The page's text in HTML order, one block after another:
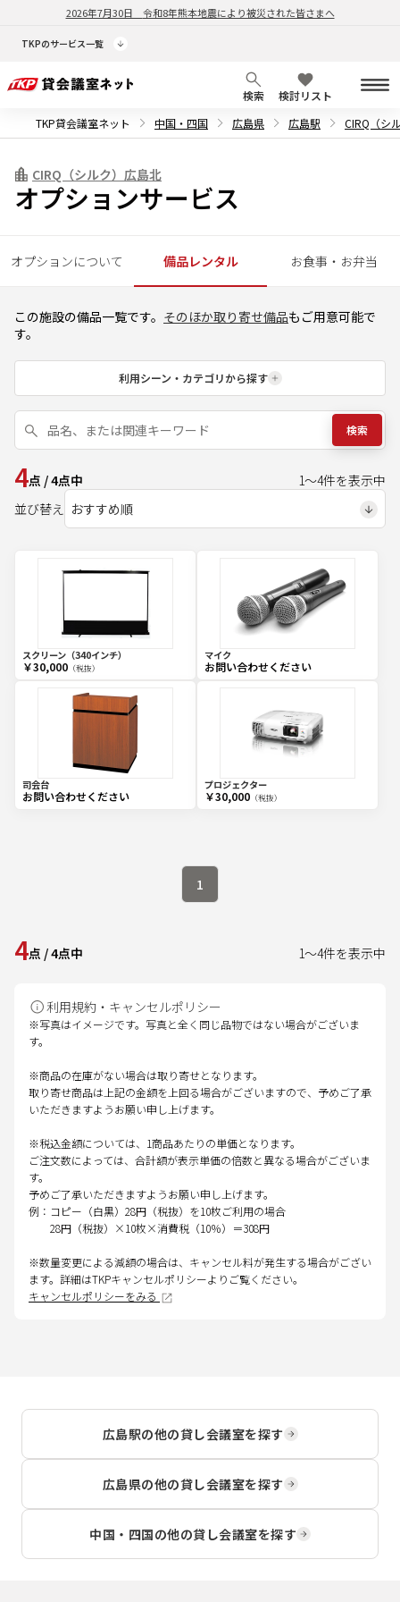
2026年7月30日 令和8年熊本地震により被災された皆さまへ
TKPのサービス一覧
検索
検討リスト
TKP貸会議室ネット
中国・四国 広島県 広島駅 CIRQ（シ
CIRQ（シルク）広島北
オプションサービス
オプションについて 備品レンタル お食事・お弁当
この施設の備品一覧です。 そのほか取り寄せ備品もご用意可能で
す。
利用シーン・カテゴリから探す
検索
4点 /4点中 1～4件を表示中
並び替え
スクリーン（340インチ）
￥30,000（税抜）
マイク
お問い合わせください
司会台
お問い合わせください
プロジェクター
￥30,000（税抜）
1
4点 /4点中 1～4件を表示中
利用規約・キャンセルポリシー
※写真はイメージです。写真と全く同じ品物ではない場合がございま
す。
※商品の在庫がない場合は取り寄せとなります。
取り寄せ商品は上記の金額を上回る場合がございますので、予めご了承
いただきますようお願い申し上げます。
※税込金額については、1商品あたりの単価となります。
ご注文数によっては、合計額が表示単価の倍数と異なる場合がございま
す。
予めご了承いただきますようお願い申し上げます。
例：コピー（白黒）28円（税抜）を10枚ご利用の場合
28円（税抜）×10枚×消費税（10％）＝308円
※数量変更による減額の場合は、キャンセル料が発生する場合がござい
ます。詳細はTKPキャンセルポリシーよりご覧ください。
キャンセルポリシーをみる
広島駅の他の貸し会議室を探す
広島県の他の貸し会議室を探す
中国・四国の他の貸し会議室を探す